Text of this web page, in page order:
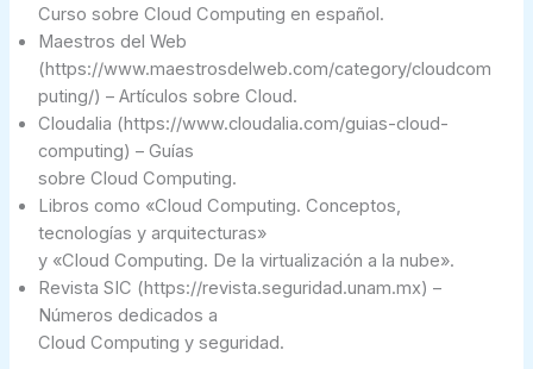
Curso sobre Cloud Computing en español.
Maestros del Web
(https://www.maestrosdelweb.com/category/cloudcom
puting/) – Artículos sobre Cloud.
Cloudalia (https://www.cloudalia.com/guias-cloud-
computing) – Guías
sobre Cloud Computing.
Libros como «Cloud Computing. Conceptos,
tecnologías y arquitecturas»
y «Cloud Computing. De la virtualización a la nube».
Revista SIC (https://revista.seguridad.unam.mx) –
Números dedicados a
Cloud Computing y seguridad.